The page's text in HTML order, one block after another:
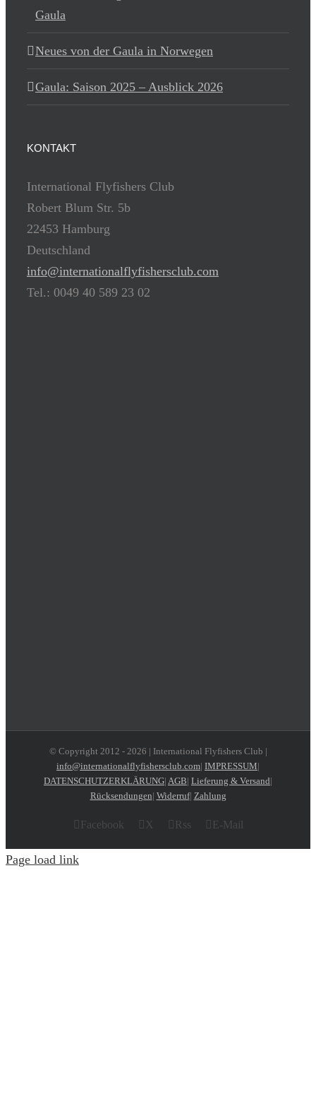
Gaula
Neues von der Gaula in Norwegen
Gaula: Saison 2025 – Ausblick 2026
KONTAKT
International Flyfishers Club
Robert Blum Str. 5b
22453 Hamburg
Deutschland
info@internationalflyfishersclub.com
Tel.: 0049 40 589 23 02
© Copyright 2012 - 2026 | International Flyfishers Club |
info@internationalflyfishersclub.com| IMPRESSUM|
DATENSCHUTZERKLÄRUNG| AGB| Lieferung & Versand|
Rücksendungen| Widerruf| Zahlung
Facebook X Rss E-Mail
Page load link